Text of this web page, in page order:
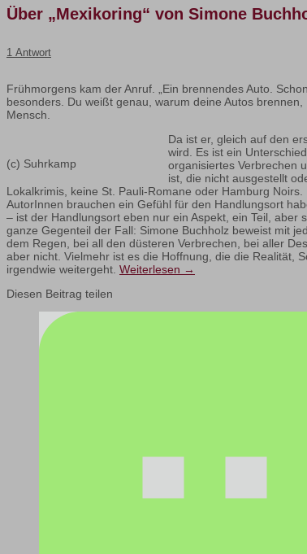
Über „Mexikoring“ von Simone
1 Antwort
Frühmorgens kam der Anruf. „Ein brennendes Auto.
besonders. Du weißt genau, warum deine Autos
Mensch.
(c) Suhrkamp
Da ist er, gleich auf den
wird. Es ist ein
organisiertes Verbrechen
ist, die nicht ausgestellt
Lokalkrimis, keine St. Pauli-Romane oder Hamburg
AutorInnen brauchen ein Gefühl für den Handlungsort
– ist der Handlungsort eben nur ein Aspekt, ein Teil,
ganze Gegenteil der Fall: Simone Buchholz beweist mit
dem Regen, bei all den düsteren Verbrechen, bei aller
aber nicht. Vielmehr ist es die Hoffnung, die die Realität,
irgendwie weitergeht. Weiterlesen →
Diesen Beitrag teilen